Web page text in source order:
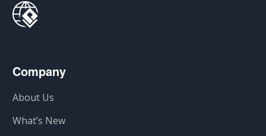
Company
About Us
What’s New